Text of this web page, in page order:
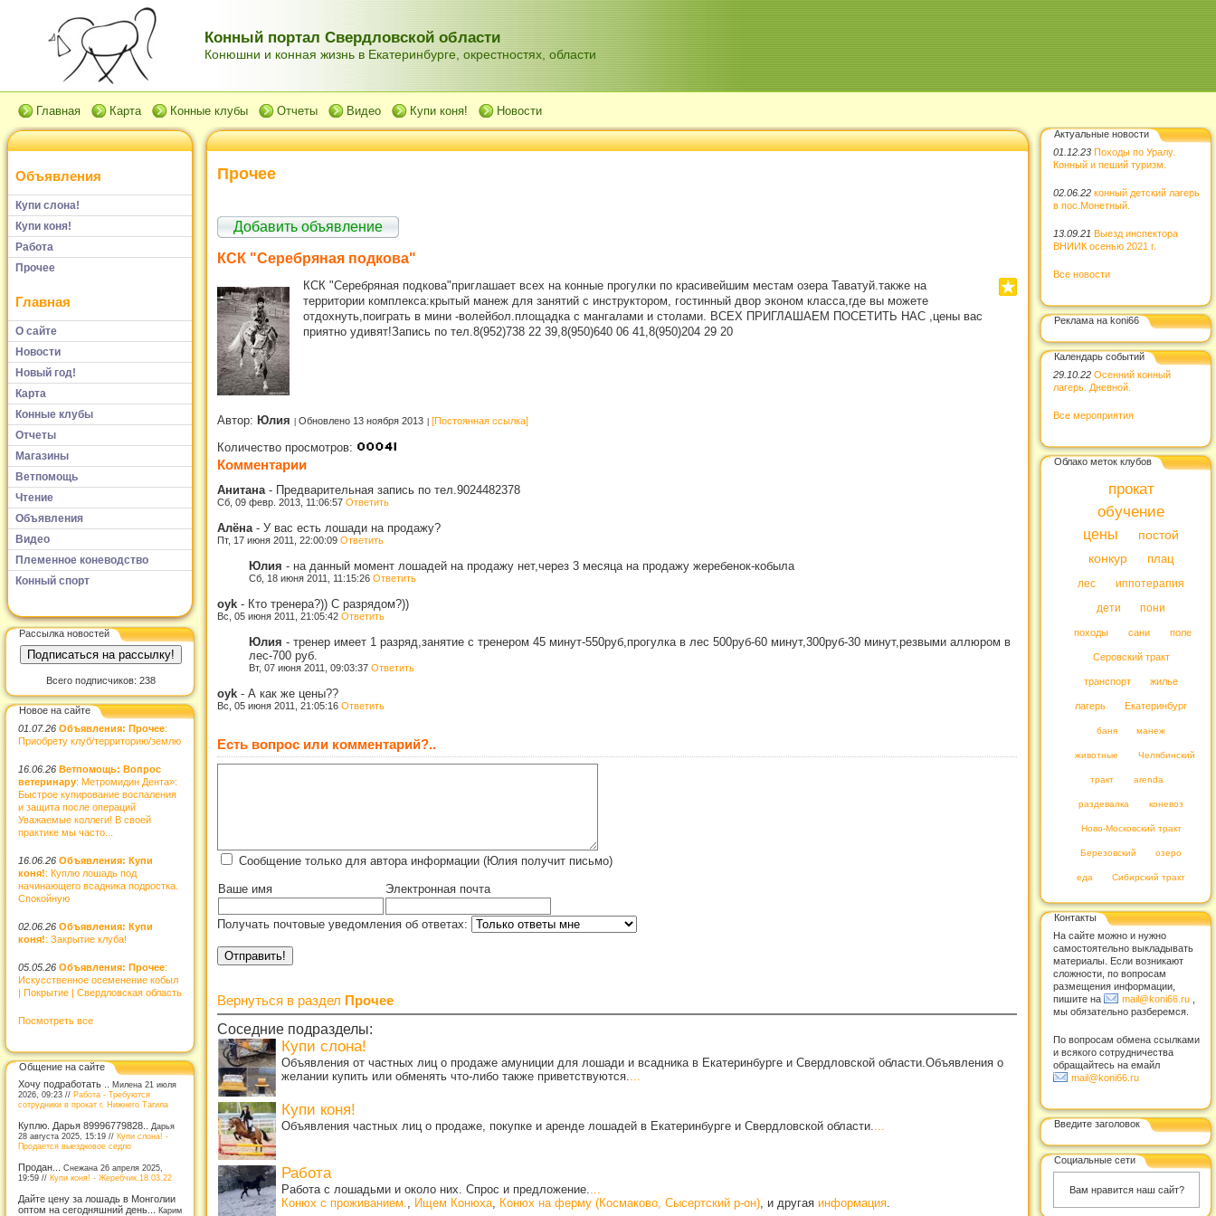
Конный портал Свердловской области
Конюшни и конная жизнь в Екатеринбурге, окрестностях, области
Главная Карта Конные клубы Отчеты Видео Купи коня! Новости
Объявления
Купи слона!
Купи коня!
Работа
Прочее
Главная
О сайте
Новости
Новый год!
Карта
Конные клубы
Отчеты
Магазины
Ветпомощь
Чтение
Объявления
Видео
Племенное коневодство
Конный спорт
Рассылка новостей
Всего подписчиков: 238
Новое на сайте
01.07.26 Объявления: Прочее:
Приобрету клуб/территорию/землю
16.06.26 Ветпомощь: Вопрос
ветеринару: Метромидин Дента»:
Быстрое купирование воспаления
и защита после операций
Уважаемые коллеги! В своей
практике мы часто...
16.06.26 Объявления: Купи
коня!: Куплю лошадь под
начинающего всадника подростка.
Спокойную
02.06.26 Объявления: Купи
коня!: Закрытие клуба!
05.05.26 Объявления: Прочее:
Искусственное осеменение кобыл
| Покрытие | Свердловская область
Посмотреть все
Общение на сайте
Хочу подработать .. Милена 21 июля
2026, 09:23 // Работа - Требуются
сотрудники в прокат г. Нижнего Тагила
Куплю. Дарья 89996779828..
Дарья
28 августа 2025, 15:19 // Купи слона! -
Продается выездковое седло
Продан... Снежана 26 апреля 2025,
19:59 // Купи коня! - Жеребчик.18.03.22
Дайте цену за лошадь в Монголии
оптом на сегодняшний день... Карим
Прочее
Добавить объявление
КСК "Серебряная подкова"
КСК "Серебряная подкова"приглашает всех на конные прогулки по красивейшим местам озера Таватуй.также на
территории комплекса:крытый манеж для занятий с инструктором, гостинный двор эконом класса,где вы можете
отдохнуть,поиграть в мини -волейбол.площадка с мангалами и столами. ВСЕХ ПРИГЛАШАЕМ ПОСЕТИТЬ НАС ,цены вас
приятно удивят!Запись по тел.8(952)738 22 39,8(950)640 06 41,8(950)204 29 20
Автор: Юлия Обновлено 13 ноября 2013 [Постоянная ссылка]
Количество просмотров:
Комментарии
Анитана - Предварительная запись по тел.9024482378
Сб, 09 февр. 2013, 11:06:57 Ответить
Алёна - У вас есть лошади на продажу?
Пт, 17 июня 2011, 22:00:09 Ответить
Юлия - на данный момент лошадей на продажу нет,через 3 месяца на продажу жеребенок-кобыла
Сб, 18 июня 2011, 11:15:26 Ответить
oyk - Кто тренера?)) С разрядом?))
Вс, 05 июня 2011, 21:05:42 Ответить
Юлия - тренер имеет 1 разряд,занятие с тренером 45 минут-550руб,прогулка в лес 500руб-60 минут,300руб-30 минут,резвыми аллюром в
лес-700 руб.
Вт, 07 июня 2011, 09:03:37 Ответить
oyk - А как же цены??
Вс, 05 июня 2011, 21:05:16 Ответить
Есть вопрос или комментарий?..
Сообщение только для автора информации (Юлия получит письмо)
Ваше имя Электронная почта
Получать почтовые уведомления об ответах:
Вернуться в раздел Прочее
Соседние подразделы:
Купи слона!
Объявления от частных лиц о продаже амуниции для лошади и всадника в Екатеринбурге и Свердловской области.Объявления о
желании купить или обменять что-либо также приветствуются....
Купи коня!
Объявления частных лиц о продаже, покупке и аренде лошадей в Екатеринбурге и Свердловской области....
Работа
Работа с лошадьми и около них. Спрос и предложение....
Конюх с проживанием., Ищем Конюха, Конюх на ферму (Космаково, Сысертский р-он), и другая информация.
Актуальные новости
01.12.23 Походы по Уралу.
Конный и пеший туризм.
02.06.22 конный детский лагерь
в пос.Монетный.
13.09.21 Выезд инспектора
ВНИИК осенью 2021 г.
Все новости
Реклама на koni66
Календарь событий
29.10.22 Осенний конный
лагерь. Дневной.
Все мероприятия
Облако меток клубов
прокат
обучение
цены
постой
конкур
плац
лес
иппотерапия
дети
пони
походы сани поле
Серовский тракт
транспорт жилье
лагерь Екатеринбург
баня манеж
животные Челябинский
тракт arenda
раздевалка коневоз
Ново-Московский тракт
Березовский озеро
еда Сибирский тракт
Контакты
На сайте можно и нужно
самостоятельно выкладывать
материалы. Если возникают
сложности, по вопросам
размещения информации,
пишите на
mail@koni66.ru
мы обязательно разберемся.
По вопросам обмена ссылками
и всякого сотрудничества
обращайтесь на емайл
mail@koni66.ru
Введите заголовок
Социальные сети
Вам нравится наш сайт?